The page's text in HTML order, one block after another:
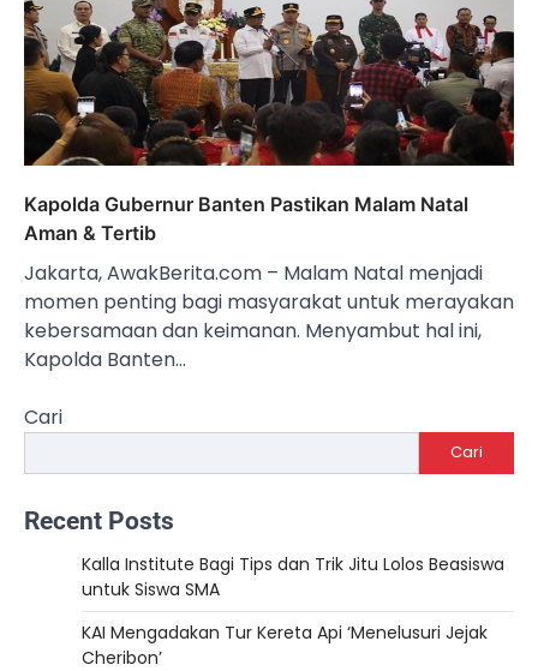
Kapolda Gubernur Banten Pastikan Malam Natal
Aman & Tertib
Jakarta, AwakBerita.com – Malam Natal menjadi
momen penting bagi masyarakat untuk merayakan
kebersamaan dan keimanan. Menyambut hal ini,
Kapolda Banten…
Cari
Cari
Recent Posts
Kalla Institute Bagi Tips dan Trik Jitu Lolos Beasiswa
untuk Siswa SMA
KAI Mengadakan Tur Kereta Api ‘Menelusuri Jejak
Cheribon’